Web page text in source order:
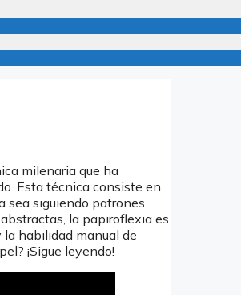
milenaria que ha
Esta técnica consiste en
sea siguiendo patrones
la papiroflexia es
habilidad manual de
¡Sigue leyendo!